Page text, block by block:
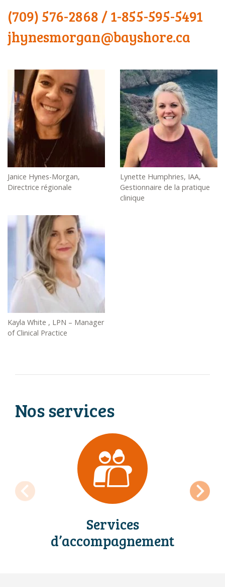
(709) 576-2868 /1-855-595-5491
jhynesmorgan@bayshore.ca
Janice Hynes-Morgan,
Directrice régionale
Lynette Humphries, IAA,
Gestionnaire de la pratique
clinique
Kayla White , LPN – Manager
of Clinical Practice
Nos services
Services
d’accompagnement